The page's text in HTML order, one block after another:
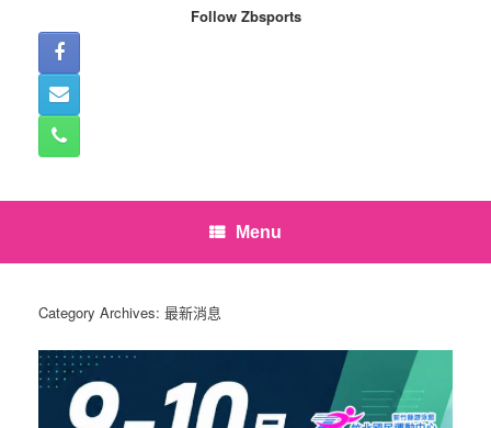
Follow Zbsports
Menu
Category Archives: 最新消息